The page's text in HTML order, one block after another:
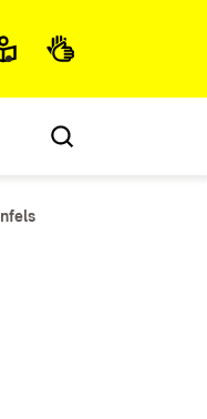
neuem Fenster)